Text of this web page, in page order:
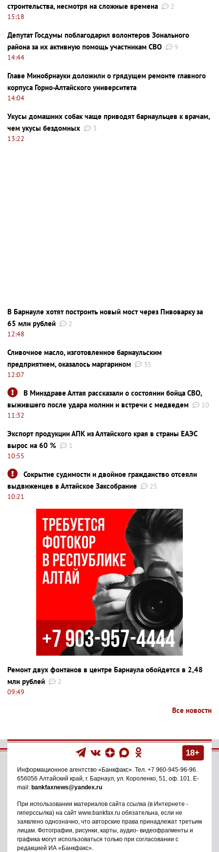
строительства, несмотря на сложные времена
2
15:18
Депутат Госдумы поблагодарил волонтеров Зонального
района за их активную помощь участникам СВО
9
14:44
Главе Минобрнауки доложили о грядущем ремонте главного
корпуса Горно-Алтайского университета
14:04
Укусы домашних собак чаще приводят барнаульцев к врачам,
чем укусы бездомных
3
13:22
В Барнауле хотят построить новый мост через Пивоварку за
65 млн рублей
2
12:48
Сливочное масло, изготовленное барнаульским
предприятием, оказалось маргарином
35
12:07
В Минздраве Алтая рассказали о состоянии бойца СВО,
выжившего после удара молнии и встречи с медведем
10
11:32
Экспорт продукции АПК из Алтайского края в страны ЕАЭС
вырос на 60 %
1
10:55
Сокрытие судимости и двойное гражданство отсеяли
выдвиженцев в Алтайское Заксобрание
25
10:21
Ремонт двух фонтанов в центре Барнаула обойдется в 2,48
млн рублей
2
09:49
Все новости
18+
Информационное агентство «Банкфакс». Тел. +7 960-945-96-96.
656056 Алтайский край, г. Барнаул, ул. Короленко, 51, оф. 101. E-
mail: bankfaxnews@yandex.ru
При использовании материалов сайта ссылка (в Интернете -
гиперссылка) на сайт www.bankfax.ru обязательна, если не
заявлено однозначно, что авторские права принадлежат третьим
лицам. Фотографии, рисунки, карты, аудио- видеофрагменты и
графика могут использоваться только при согласовании с
редакцией ИА «Банкфакс».